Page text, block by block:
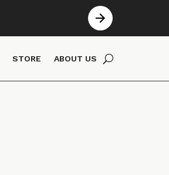
STORE ABOUT US